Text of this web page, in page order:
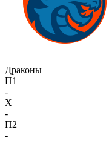
Драконы
П1
-
X
-
П2
-